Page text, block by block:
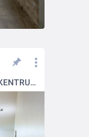
MEHRZWECKTÜR MZD-HT8 "TECKENTRUP"